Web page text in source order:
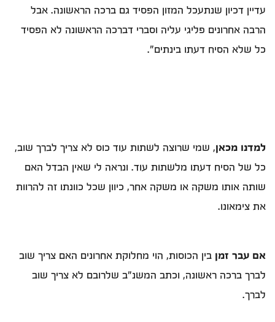
עדיין דכיון שנתעכל המזון הפסיד גם ברכה הראשונה. אבל
הרבה אחרונים פליגי עליה וסברי דברכה הראשונה לא הפסיד
כל שלא הסיח דעתו בינתים".
למדנו מכאן, שמי שרוצה לשתות עוד כוס לא צריך לברך שוב,
כל של הסיח דעתו מלשתות עוד. ונראה לי שאין הבדל האם
שותה אותו משקה או משקה אחר, כיוון שכל כוונתו זה להרוות
את צימאונו.
אם עבר זמן בין הכוסות, הוי מחלוקת אחרונים האם צריך שוב
לברך ברכה ראשונה, וכתב המשנ"ב שלרובם לא צריך שוב
לברך.